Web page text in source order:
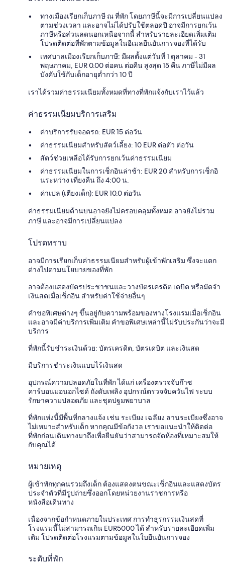
ทางเมืองเรียกเก็บภาษี ณ ที่พัก โดยภาษีนี้จะมีการเปลี่ยนแปลง
ตามช่วงเวลา และอาจไม่ได้ปรับใช้ตลอดปี อาจมีการยกเว้น
ภาษีหรือส่วนลดนอกเหนือจากนี้ สำหรับรายละเอียดเพิ่มเติม
โปรดติดต่อที่พักตามข้อมูลในอีเมลยืนยันการจองที่ได้รับ
เทศบาลเมืองเรียกเก็บภาษี: มีผลตั้งแต่วันที่ 1 ตุลาคม - 31
พฤษภาคม, EUR 0.00 ต่อคน ต่อคืน สูงสุด 15 คืน ภาษีไม่มีผล
บังคับใช้กับเด็กอายุต่ำกว่า 10 ปี
เราได้รวมค่าธรรมเนียมทั้งหมดที่ทางที่พักแจ้งกับเราไว้แล้ว
ค่าธรรมเนียมบริการเสริม
ค่าบริการรับจอดรถ: EUR 15 ต่อวัน
ค่าธรรมเนียมสำหรับสัตว์เลี้ยง: 10 EUR ต่อตัว ต่อวัน
สัตว์ช่วยเหลือได้รับการยกเว้นค่าธรรมเนียม
ค่าธรรมเนียมในการเช็กอินล่าช้า: EUR 20 สำหรับการเช็กอิ
นระหว่าง เที่ยงคืน ถึง 4:00 น.
ค่าเปล (เตียงเด็ก): EUR 10.0 ต่อวัน
ค่าธรรมเนียมด้านบนอาจยังไม่ครอบคลุมทั้งหมด อาจยังไม่รวม
ภาษี และอาจมีการเปลี่ยนแปลง
โปรดทราบ
อาจมีการเรียกเก็บค่าธรรมเนียมสำหรับผู้เข้าพักเสริม ซึ่งจะแตก
ต่างไปตามนโยบายของที่พัก
อาจต้องแสดงบัตรประชาชนและวางบัตรเครดิต เดบิต หรือมัดจำ
เงินสดเมื่อเช็กอิน สำหรับค่าใช้จ่ายอื่นๆ
คำขอพิเศษต่างๆ ขึ้นอยู่กับความพร้อมของทางโรงแรมเมื่อเช็กอิน
และอาจมีค่าบริการเพิ่มเติม คำขอพิเศษเหล่านี้ไม่รับประกันว่าจะมี
บริการ
ที่พักนี้รับชำระเงินด้วย: บัตรเครดิต, บัตรเดบิต และเงินสด
มีบริการชำระเงินแบบไร้เงินสด
อุปกรณ์ความปลอดภัยในที่พัก ได้แก่ เครื่องตรวจจับก๊าซ
คาร์บอนมอนอกไซด์ ถังดับเพลิง อุปกรณ์ตรวจจับควันไฟ ระบบ
รักษาความปลอดภัย และชุดปฐมพยาบาล
ที่พักแห่งนี้มีพื้นที่กลางแจ้ง เช่น ระเบียง เฉลียง ลานระเบียงซึ่งอาจ
ไม่เหมาะสำหรับเด็ก หากคุณมีข้อกังวล เราขอแนะนำให้ติดต่อ
ที่พักก่อนเดินทางมาถึงเพื่อยืนยันว่าสามารถจัดห้องที่เหมาะสมให้
กับคุณได้
หมายเหตุ
ผู้เข้าพักทุกคนรวมถึงเด็ก ต้องแสดงตนขณะเช็กอินและแสดงบัตร
ประจำตัวที่มีรูปถ่ายซึ่งออกโดยหน่วยงานราชการหรือ
หนังสือเดินทาง
เนื่องจากข้อกำหนดภายในประเทศ การทำธุรกรรมเงินสดที่
โรงแรมนี้ไม่สามารถเกิน EUR5000 ได้ สำหรับรายละเอียดเพิ่ม
เติม โปรดติดต่อโรงแรมตามข้อมูลในใบยืนยันการจอง
ระดับที่พัก